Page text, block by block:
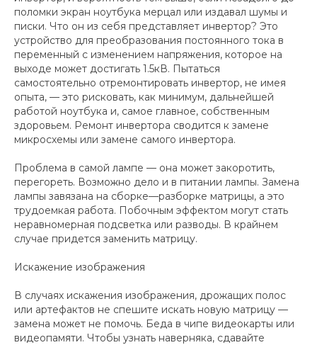
поломки экран ноутбука мерцал или издавал шумы и
писки. Что он из себя представляет инвертор? Это
устройство для преобразования постоянного тока в
переменный с изменением напряжения, которое на
выходе может достигать 1.5кВ. Пытаться
самостоятельно отремонтировать инвертор, не имея
опыта, — это рисковать, как минимум, дальнейшей
работой ноутбука и, самое главное, собственным
здоровьем. Ремонт инвертора сводится к замене
микросхемы или замене самого инвертора.
Проблема в самой лампе — она может закоротить,
перегореть. Возможно дело и в питании лампы. Замена
лампы завязана на сборке—разборке матрицы, а это
трудоемкая работа. Побочным эффектом могут стать
неравномерная подсветка или разводы. В крайнем
случае придется заменить матрицу.
Искажение изображения
В случаях искажения изображения, дрожащих полос
или артефактов не спешите искать новую матрицу —
замена может не помочь. Беда в чипе видеокарты или
видеопамяти. Чтобы узнать наверняка, сдавайте